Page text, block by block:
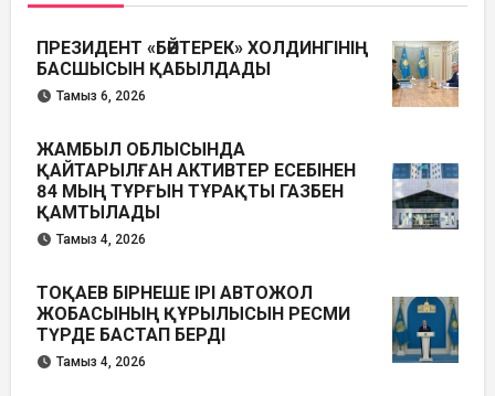
ПРЕЗИДЕНТ «БӘЙТЕРЕК» ХОЛДИНГІНІҢ
БАСШЫСЫН ҚАБЫЛДАДЫ
Тамыз 6, 2026
ЖАМБЫЛ ОБЛЫСЫНДА
ҚАЙТАРЫЛҒАН АКТИВТЕР ЕСЕБІНЕН
84 МЫҢ ТҰРҒЫН ТҰРАҚТЫ ГАЗБЕН
ҚАМТЫЛАДЫ
Тамыз 4, 2026
ТОҚАЕВ БІРНЕШЕ ІРІ АВТОЖОЛ
ЖОБАСЫНЫҢ ҚҰРЫЛЫСЫН РЕСМИ
ТҮРДЕ БАСТАП БЕРДІ
Тамыз 4, 2026